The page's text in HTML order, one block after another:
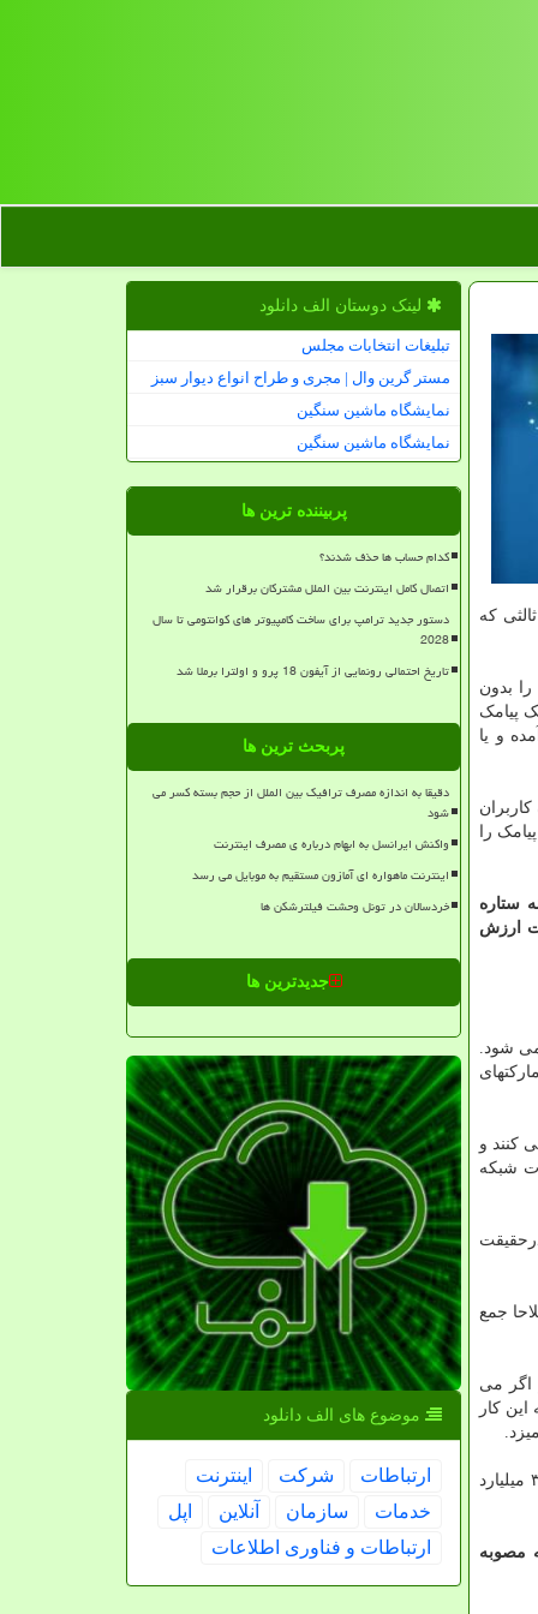
که
بدون
پیامک
آمده و یا
را
ستاره
ارزش
می شود.
کنند و
شبکه
جمع
اگر می
کار
در دولت گذشته پنج شرکت دراین زمینه شناسایی شده بود که اعلام نمودند یک شرکت پشت همه آنهاست و در نهایت در یک پرونده ۳۳ میلیارد
مصوبه
لینک دوستان الف دانلود
تبلیغات انتخابات مجلس
مستر گرین وال | مجری و طراح انواع دیوار سبز
نمایشگاه ماشین سنگین
نمایشگاه ماشین سنگین
پربیننده ترین ها
کدام حساب ها حذف شدند؟
اتصال کامل اینترنت بین الملل مشترکان برقرار شد
دستور جدید ترامپ برای ساخت کامپیوتر های کوانتومی تا سال
2028
تاریخ احتمالی رونمایی از آیفون 18 پرو و اولترا برملا شد
پربحث ترین ها
دقیقا به اندازه مصرف ترافیک بین الملل از حجم بسته کسر می
شود
واکنش ایرانسل به ابهام درباره ی مصرف اینترنت
اینترنت ماهواره ای آمازون مستقیم به موبایل می رسد
خردسالان در تونل وحشت فیلترشکن ها
جدیدترین ها
موضوع های الف دانلود
ارتباطات شركت
اینترنت
خدمات
سازمان آنلاین
اپل
ارتباطات و فناوری اطلاعات